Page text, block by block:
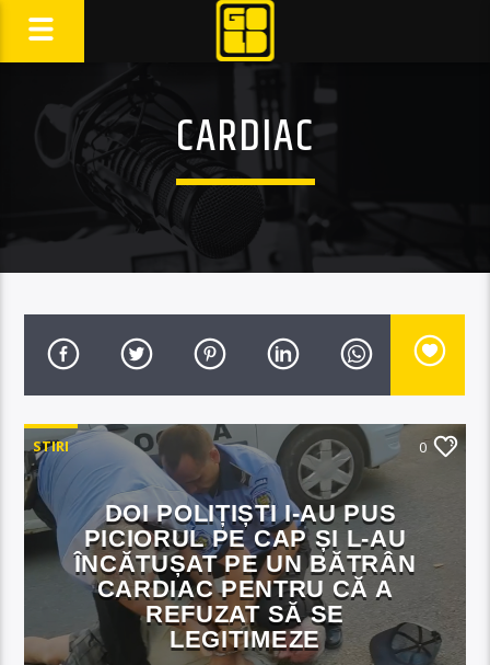
CARDIAC
STIRI 0
DOI POLIȚIȘTI I-AU PUS
PICIORUL PE CAP ȘI L-AU
ÎNCĂTUȘAT PE UN BĂTRÂN
CARDIAC PENTRU CĂ A
REFUZAT SĂ SE
LEGITIMEZE